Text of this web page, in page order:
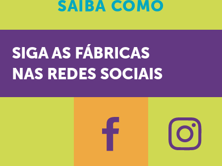
SAIBA COMO
SIGA AS FÁBRICAS
NAS REDES SOCIAIS